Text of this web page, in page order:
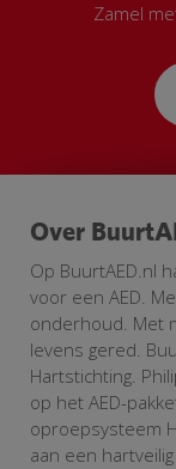
Zamel
Over
Op BuurtAED.nl
voor een AED.
onderhoud. Met
levens gered.
Hartstichting.
op het AED-
oproepsysteem
aan een